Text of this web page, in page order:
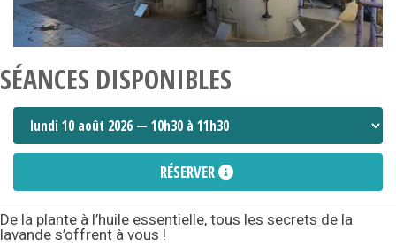
SÉANCES DISPONIBLES
RÉSERVER
De la plante à l’huile essentielle, tous les secrets de la
lavande s’offrent à vous !